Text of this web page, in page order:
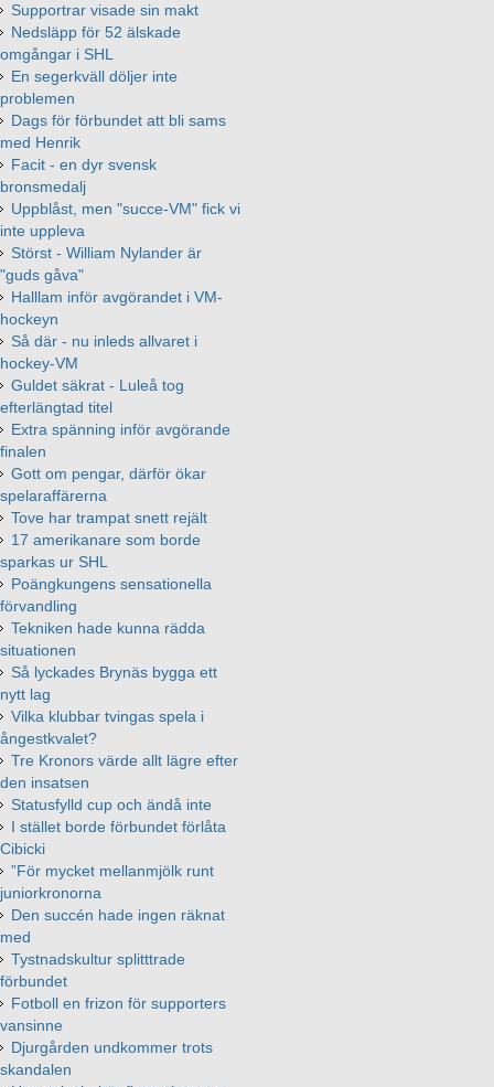
Supportrar visade sin makt
Nedsläpp för 52 älskade
omgångar i SHL
En segerkväll döljer inte
problemen
Dags för förbundet att bli sams
med Henrik
Facit - en dyr svensk
bronsmedalj
Uppblåst, men "succe-VM" fick vi
inte uppleva
Störst - William Nylander är
"guds gåva"
Halllam inför avgörandet i VM-
hockeyn
Så där - nu inleds allvaret i
hockey-VM
Guldet säkrat - Luleå tog
efterlängtad titel
Extra spänning inför avgörande
finalen
Gott om pengar, därför ökar
spelaraffärerna
Tove har trampat snett rejält
17 amerikanare som borde
sparkas ur SHL
Poängkungens sensationella
förvandling
Tekniken hade kunna rädda
situationen
Så lyckades Brynäs bygga ett
nytt lag
Vilka klubbar tvingas spela i
ångestkvalet?
Tre Kronors värde allt lägre efter
den insatsen
Statusfylld cup och ändå inte
I stället borde förbundet förlåta
Cibicki
”För mycket mellanmjölk runt
juniorkronorna
Den succén hade ingen räknat
med
Tystnadskultur splitttrade
förbundet
Fotboll en frizon för supporters
vansinne
Djurgården undkommer trots
skandalen